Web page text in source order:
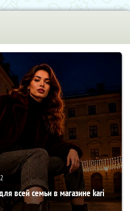
всей семьи в магазине kari